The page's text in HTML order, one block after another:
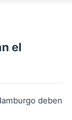
el
deben